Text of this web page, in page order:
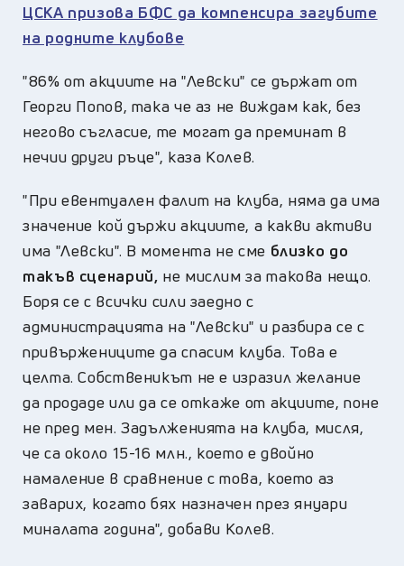
ЦСКА призoва БФС да компенсира загубите
на родните клубове
"86% от акциите на "Левски" се държат от
Георги Попов, така че аз не виждам как, без
негово съгласие, те могат да преминат в
нечии други ръце", каза Колев.
"При евентуален фалит на клуба, няма да има
значение кой държи акциите, а какви активи
има "Левски". В момента не сме близко до
такъв сценарий, не мислим за такова нещо.
Боря се с всички сили заедно с
администрацията на "Левски" и разбира се с
привържениците да спасим клуба. Това е
целта. Собственикът не е изразил желание
да продаде или да се откаже от акциите, поне
не пред мен. Задълженията на клуба, мисля,
че са около 15-16 млн., което е двойно
намаление в сравнение с това, което аз
заварих, когато бях назначен през януари
миналата година", добави Колев.